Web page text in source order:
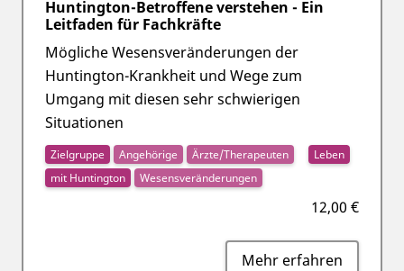
Huntington-Betroffene verstehen - Ein
Leitfaden für Fachkräfte
Mögliche Wesensveränderungen der
Huntington-Krankheit und Wege zum
Umgang mit diesen sehr schwierigen
Situationen
12,00 €
Mehr erfahren
Zielgruppe Angehörige Ärzte/Therapeuten
Leben
mit Huntington
Wesensveränderungen